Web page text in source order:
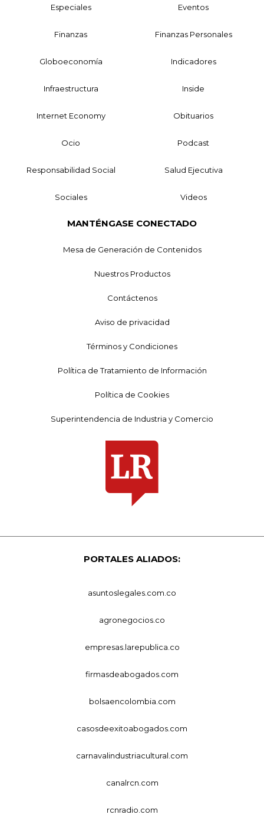
Especiales Eventos
Finanzas Finanzas Personales
Globoeconomía Indicadores
Infraestructura Inside
Internet Economy Obituarios
Ocio Podcast
Responsabilidad Social Salud Ejecutiva
Sociales Videos
MANTÉNGASE CONECTADO
Mesa de Generación de Contenidos
Nuestros Productos
Contáctenos
Aviso de privacidad
Términos y Condiciones
Política de Tratamiento de Información
Política de Cookies
Superintendencia de Industria y Comercio
PORTALES ALIADOS:
asuntoslegales.com.co
agronegocios.co
empresas.larepublica.co
firmasdeabogados.com
bolsaencolombia.com
casosdeexitoabogados.com
carnavalindustriacultural.com
canalrcn.com
rcnradio.com